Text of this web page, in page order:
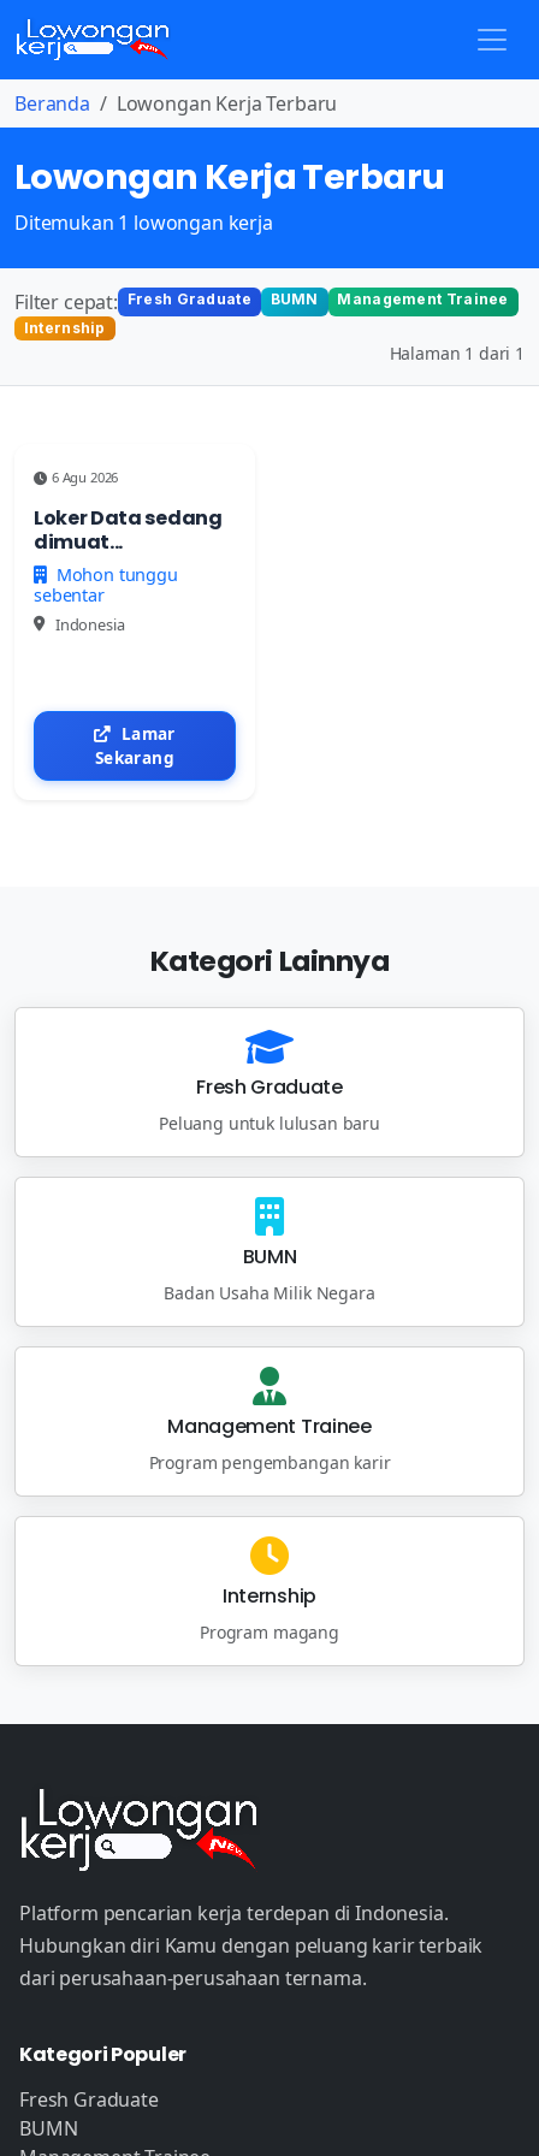
Beranda Lowongan Kerja Terbaru
Lowongan Kerja Terbaru
Ditemukan 1 lowongan kerja
Filter cepat: Fresh Graduate BUMN
Management Trainee
Internship
Halaman 1 dari 1
6 Agu 2026
Loker Data sedang
dimuat...
Mohon tunggu
sebentar
Indonesia
Lamar
Sekarang
Kategori Lainnya
Fresh Graduate
Peluang untuk lulusan baru
BUMN
Badan Usaha Milik Negara
Management Trainee
Program pengembangan karir
Internship
Program magang
Platform pencarian kerja terdepan di Indonesia.
Hubungkan diri Kamu dengan peluang karir terbaik
dari perusahaan-perusahaan ternama.
Kategori Populer
Fresh Graduate
BUMN